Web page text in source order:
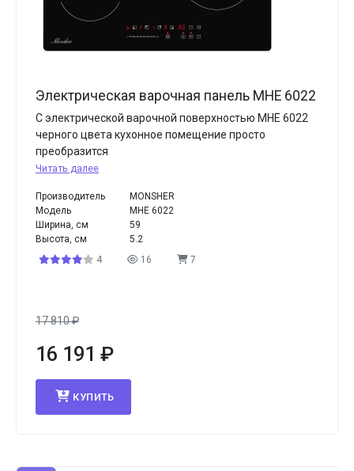
Электрическая варочная панель MHE 6022
С электрической варочной поверхностью MHE 6022
черного цвета кухонное помещение просто
преобразится
Читать далее
Производитель
MONSHER
Модель
MHE 6022
Ширина, см
59
Высота, см
5.2
4
16 7
17 810₽
16 191 ₽
КУПИТЬ